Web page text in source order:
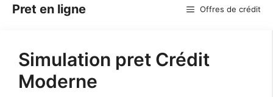
AllerPret en ligne Offres de crédit
Simulation pret Crédit
Moderne